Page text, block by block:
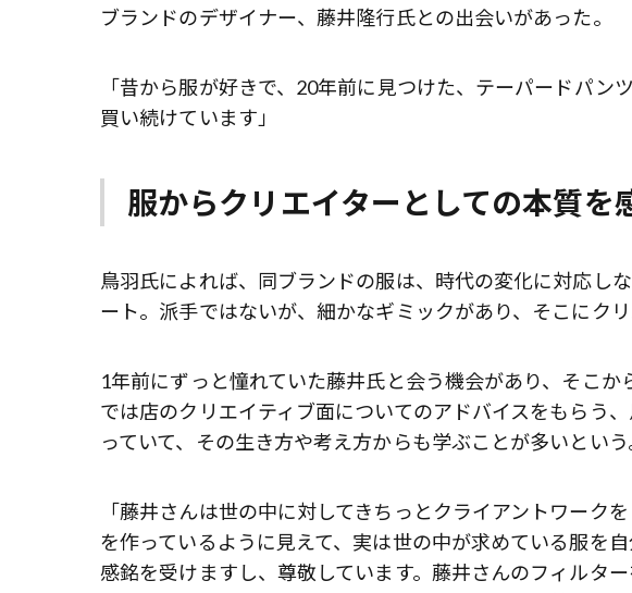
ブランドのデザイナー、藤井隆行氏との出会いがあった。
「昔から服が好きで、20年前に見つけた、テーパードパン
買い続けています」
服からクリエイターとしての本質を
鳥羽氏によれば、同ブランドの服は、時代の変化に対応し
ート。派手ではないが、細かなギミックがあり、そこにク
1年前にずっと憧れていた藤井氏と会う機会があり、そこ
では店のクリエイティブ面についてのアドバイスをもらう
っていて、その生き方や考え方からも学ぶことが多いという
「藤井さんは世の中に対してきちっとクライアントワーク
を作っているように見えて、実は世の中が求めている服を
感銘を受けますし、尊敬しています。藤井さんのフィルタ